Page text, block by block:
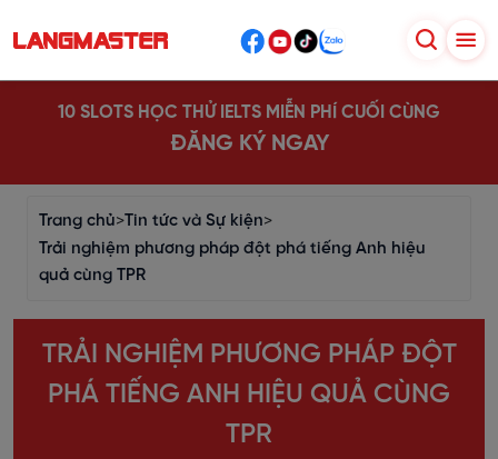
10 SLOTS HỌC THỬ IELTS MIỄN PHÍ CUỐI CÙNG
ĐĂNG KÝ NGAY
Trang chủ>Tin tức và Sự kiện>
Trải nghiệm phương pháp đột phá tiếng Anh hiệu
quả cùng TPR
TRẢI NGHIỆM PHƯƠNG PHÁP ĐỘT
PHÁ TIẾNG ANH HIỆU QUẢ CÙNG
TPR